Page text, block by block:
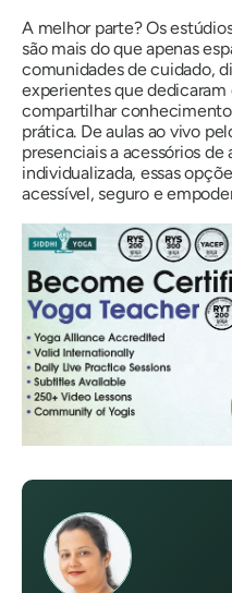
A melhor parte? Os
são mais do que apenas
comunidades de cuidado,
experientes que dedicaram
compartilhar
prática. De aulas ao vivo
presenciais a acessórios
individualizada, essas
acessível, seguro e